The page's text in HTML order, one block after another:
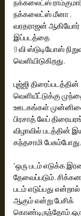
நக்கலைட்ஸ்
நக்கலைட்ஸ் மீனா ,
வரதராஜன் ஆகியோர்
இப்படத்தை
9 வி ஸ்டுடியோஸ்
வெளியிடுகிறது.
புஜ்ஜி திரைப்படத்தின்
வெளியீட்டுக்கு
ஊடகங்கள்
பிரசாத் லேப்
விழாவில் படத்தின்
கந்தசாமி பேசும்போது,
"ஒரு படம் எடுக்க
தேவைப்படும்.
படம் எடுப்பது
ஆகும் என்று பேசிக்